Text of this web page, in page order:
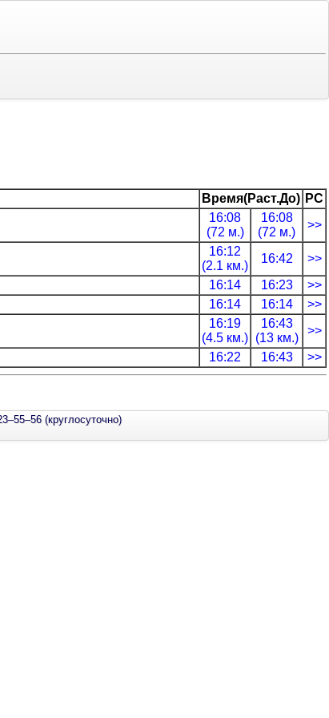
Время(Раст.До) РС
16:08
(72 м.)
16:08
(72 м.)
>>
16:12
(2.1 км.)
16:42
>>
16:14 16:23
>>
16:14 16:14
>>
16:19
(4.5 км.)
16:43
(13 км.)
>>
16:22 16:43 >>
(круглосуточно)